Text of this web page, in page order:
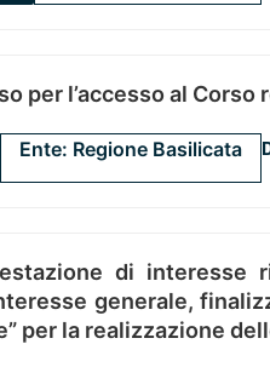
per l’accesso al
Ente: Regione Basilicata
di
generale,
per la realizzazione